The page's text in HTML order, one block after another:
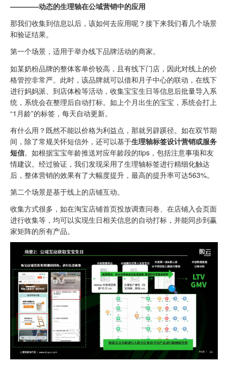
————动态的生理轴在公域营销中的应用
那我们收集到信息以后，该如何去应用呢？接下来我们看几个场景
和验证结果。
第一个场景，适用于举办线下品牌活动的商家。
如某奶粉品牌的整体客单价较高，且有线下门店，因此对线上的价
格管控非常严。此时，该品牌就可以借和月子中心的联动，在线下
进行妈妈派、到店体检等活动，收集宝宝生日等信息后批量导入系
统，系统会在整理后自动打标。如上个月出生的宝宝，系统会打上
“1月龄”的标签，每天自动更新。
有什么用？既然不能以价格为利益点，那就另辟蹊径。如在双节期
间，除了常规关怀短信外，还可以基于生理轴标签设计营销或服务
短信。如根据宝宝年龄推送对应年龄段的tips，包括注意事项和友
情建议。经过验证，我们发现采用了生理轴标签进行精细化触达
后，整体营销的效果有了大幅度提升，最高的提升率可达563%。
第二个场景是基于线上的店铺互动。
收集方式很多，如在淘宝店铺首页投放调查问卷、在店铺入会页面
进行收集等，均可以实现生日相关信息的自动打标，并能同步到赢
家矩阵的所有产品。